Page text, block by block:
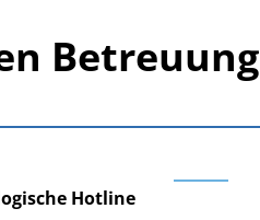
Betreuung
Hotline